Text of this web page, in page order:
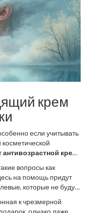
крем
если учитывать
антивозрастной крем
кожи. Например, если
тусклой и стянутой,
случае стоит обратить
составами,
вопросы как
на помощь придут
которые не будут
себума,
к чрезмерной